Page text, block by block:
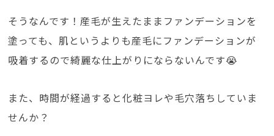
そうなんです！産毛が生えたままファンデーションを
塗っても、肌というよりも産毛にファンデーションが
吸着するので綺麗な仕上がりにならないんです😭
また、時間が経過すると化粧ヨレや毛穴落ちしていま
せんか？